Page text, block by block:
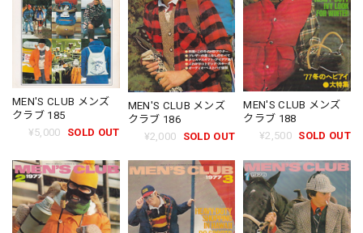
MEN'S CLUB メンズ
クラブ 185
¥5,000
SOLD OUT
MEN'S CLUB メンズ
クラブ 186
¥2,000
SOLD OUT
MEN'S CLUB メンズ
クラブ 188
¥2,500 SOLD OUT